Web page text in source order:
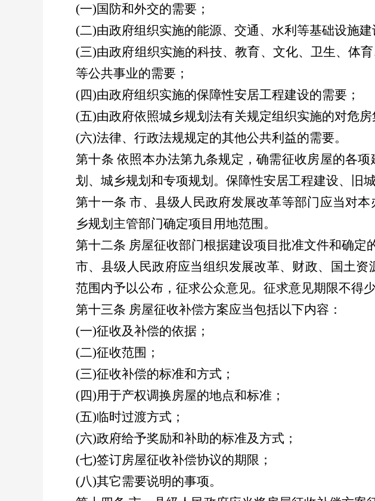
(一)国防和外交的需要；
(二)由政府组织实施的能源、交通、水利等基础设施建
(三)由政府组织实施的科技、教育、文化、卫生、体
等公共事业的需要；
(四)由政府组织实施的保障性安居工程建设的需要；
(五)由政府依照城乡规划法有关规定组织实施的对危
(六)法律、行政法规规定的其他公共利益的需要。
第十条 依照本办法第九条规定，确需征收房屋的各
划、城乡规划和专项规划。保障性安居工程建设、旧
第十一条 市、县级人民政府发展改革等部门应当对
乡规划主管部门确定项目用地范围。
第十二条 房屋征收部门根据建设项目批准文件和确定
市、县级人民政府应当组织发展改革、财政、国土
范围内予以公布，征求公众意见。征求意见期限不得
第十三条 房屋征收补偿方案应当包括以下内容：
(一)征收及补偿的依据；
(二)征收范围；
(三)征收补偿的标准和方式；
(四)用于产权调换房屋的地点和标准；
(五)临时过渡方式；
(六)政府给予奖励和补助的标准及方式；
(七)签订房屋征收补偿协议的期限；
(八)其它需要说明的事项。